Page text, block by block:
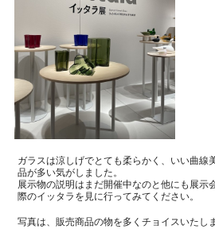
ガラスは涼しげでとても柔らかく、いい曲線
品が多い気がしました。
展示物の説明はまだ開催中なのと他にも展示
際のイッタラを見に行ってみてください。
写真は、販売商品の物を多くチョイスいたし